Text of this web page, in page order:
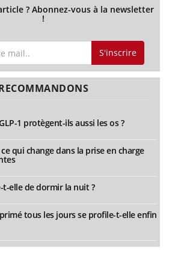
? Abonnez-vous à la newsletter
!
S'inscrire
1 protègent-ils aussi les os ?
qui change dans la prise en charge
t-elle de dormir la nuit ?
tous les jours se profile-t-elle enfin